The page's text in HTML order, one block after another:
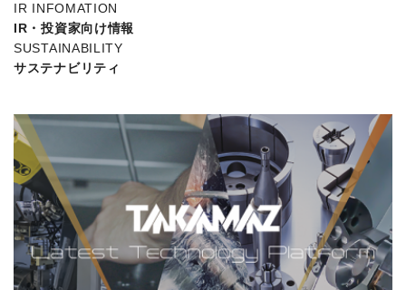
IR INFOMATION
IR・投資家向け情報
SUSTAINABILITY
サステナビリティ